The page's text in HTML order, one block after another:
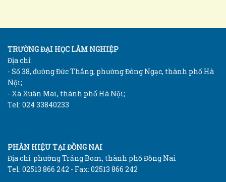
TRƯỜNG ĐẠI HỌC LÂM NGHIỆP
Địa chỉ:
- Số 38, đường Đức Thắng, phường Đông Ngạc, thành phố Hà
Nội;
- Xã Xuân Mai, thành phố Hà Nội;
Tel: 024 33840233
PHÂN HIỆU TẠI ĐỒNG NAI
Địa chỉ: phường Trảng Bom, thành phố Đồng Nai
Tel: 02513 866 242 - Fax: 02513 866 242